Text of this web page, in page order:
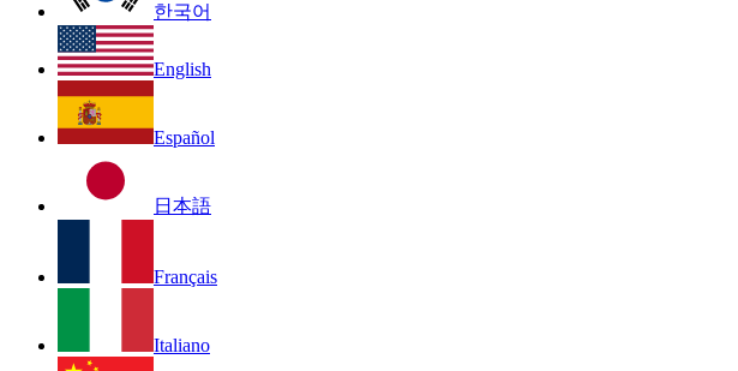
한국어
English
Español
日本語
Français
Italiano